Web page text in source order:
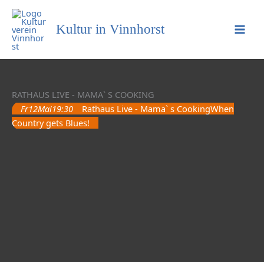
Kultur in Vinnhorst
RATHAUS LIVE - MAMA` S COOKING
Fr12Mai19:30 Rathaus Live - Mama` s CookingWhen
Country gets Blues!